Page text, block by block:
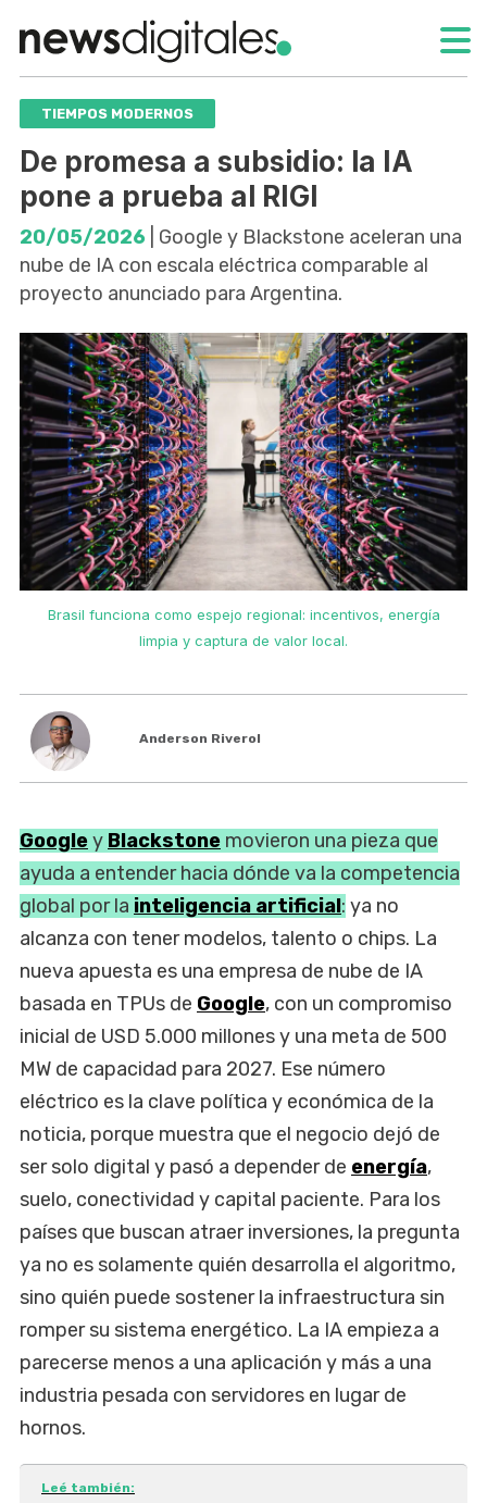
TIEMPOS MODERNOS
De promesa a subsidio: la IA
pone a prueba al RIGI
20/05/2026 | Google y Blackstone aceleran una
nube de IA con escala eléctrica comparable al
proyecto anunciado para Argentina.
Brasil funciona como espejo regional: incentivos, energía
limpia y captura de valor local.
Anderson Riverol
Googley Blackstone movieron una pieza que
ayuda a entender hacia dónde va la competencia
global por la inteligencia artificial: ya no
alcanza con tener modelos, talento o chips. La
nueva apuesta es una empresa de nube de IA
basada en TPUs de Google, con un compromiso
inicial de USD 5.000 millones y una meta de 500
MW de capacidad para 2027. Ese número
eléctrico es la clave política y económica de la
noticia, porque muestra que el negocio dejó de
ser solo digital y pasó a depender de energía,
suelo, conectividad y capital paciente. Para los
países que buscan atraer inversiones, la pregunta
ya no es solamente quién desarrolla el algoritmo,
sino quién puede sostener la infraestructura sin
romper su sistema energético. La IA empieza a
parecerse menos a una aplicación y más a una
industria pesada con servidores en lugar de
hornos.
Leé también: